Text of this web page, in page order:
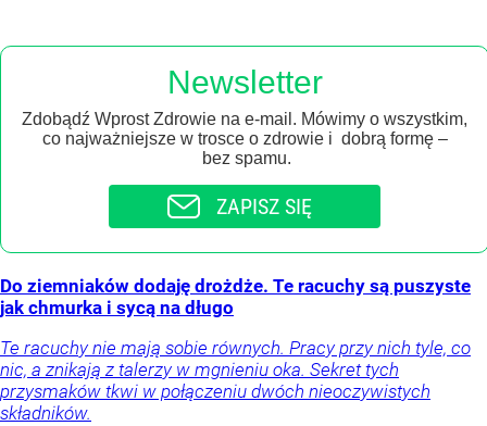
Newsletter
Zdobądź Wprost Zdrowie na e-mail. Mówimy o wszystkim,
co najważniejsze w trosce o zdrowie i dobrą formę –
bez spamu.
ZAPISZ SIĘ
Do ziemniaków dodaję drożdże. Te racuchy są puszyste
jak chmurka i sycą na długo
Te racuchy nie mają sobie równych. Pracy przy nich tyle, co
nic, a znikają z talerzy w mgnieniu oka. Sekret tych
przysmaków tkwi w połączeniu dwóch nieoczywistych
składników.